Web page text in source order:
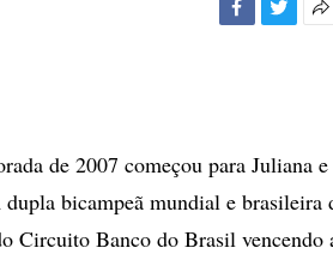
de 2007 começou para Juliana
bicampeã mundial e brasileira
Circuito Banco do Brasil vencendo